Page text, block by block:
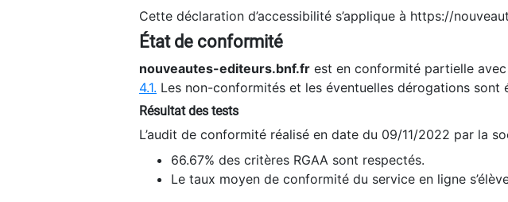
Cette déclaration d’accessibilité s’applique à https://
État de conformité
nouveautes-editeurs.bnf.fr est en conformité partielle avec
4.1. Les non-conformités et les éventuelles dérogations sont
Résultat des tests
L’audit de conformité réalisé en date du 09/11/2022 par la
66.67% des critères RGAA sont respectés.
Le taux moyen de conformité du service en ligne